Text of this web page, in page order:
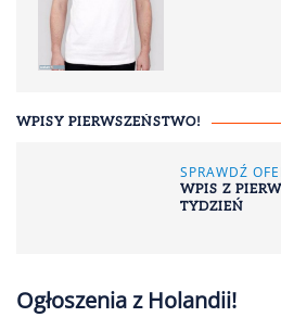
WPISY PIERWSZEŃSTWO!
SPRAWDŹ
WPIS Z
TYDZIEŃ
Ogłoszenia z Holandii!